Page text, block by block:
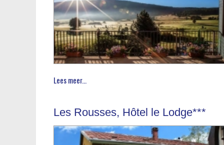
Lees meer...
Les Rousses, Hôtel le Lodge***